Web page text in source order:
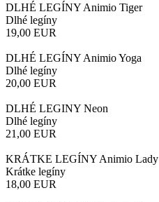
DLHÉ LEGÍNY Animio Tiger
Dlhé legíny
19,00 EUR
DLHÉ LEGÍNY Animio Yoga
Dlhé legíny
20,00 EUR
DLHÉ LEGINY Neon
Dlhé legíny
21,00 EUR
KRÁTKE LEGÍNY Animio Lady
Krátke legíny
18,00 EUR